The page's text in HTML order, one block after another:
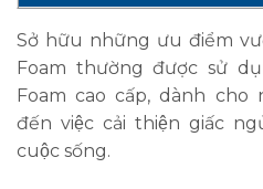
Sở hữu những ưu điểm
Foam thường được sử
Foam cao cấp, dành
đến việc cải thiện giấc
cuộc sống.